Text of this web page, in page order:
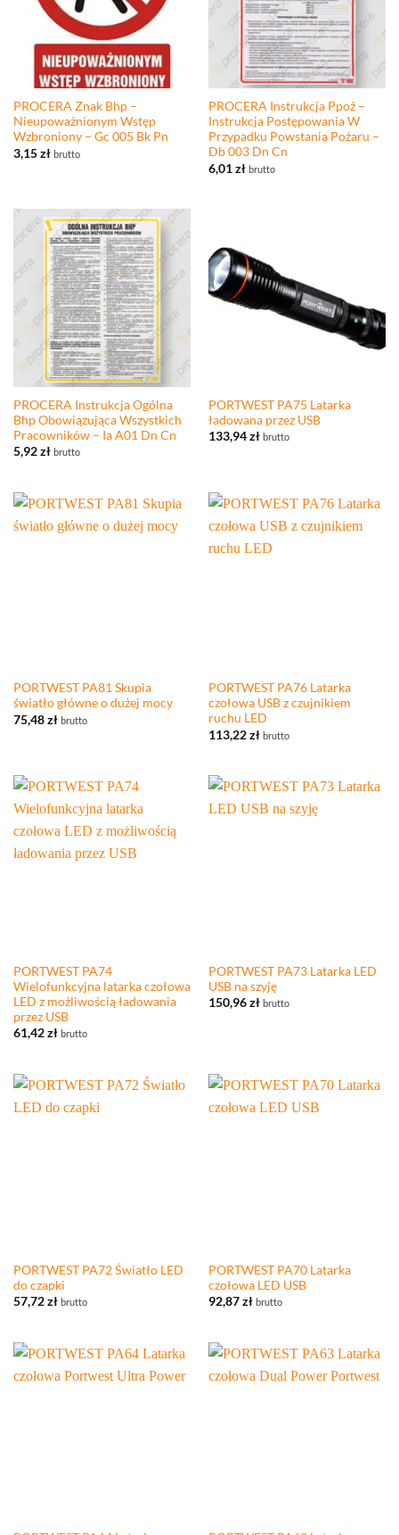
PROCERA Znak Bhp –
Nieupoważnionym Wstęp
Wzbroniony – Gc 005 Bk Pn
3,15zł brutto
PROCERA Instrukcja Ppoż –
Instrukcja Postępowania W
Przypadku Powstania Pożaru –
Db 003 Dn Cn
6,01zł brutto
PROCERA Instrukcja Ogólna
Bhp Obowiązująca Wszystkich
Pracowników – Ia A01 Dn Cn
5,92zł brutto
PORTWEST PA75 Latarka
ładowana przez USB
133,94zł brutto
PORTWEST PA81 Skupia
światło główne o dużej mocy
75,48zł brutto
PORTWEST PA76 Latarka
czołowa USB z czujnikiem
ruchu LED
113,22zł brutto
PORTWEST PA74
Wielofunkcyjna latarka czołowa
LED z możliwością ładowania
przez USB
61,42zł brutto
PORTWEST PA73 Latarka LED
USB na szyję
150,96zł brutto
PORTWEST PA72 Światło LED
do czapki
57,72zł brutto
PORTWEST PA70 Latarka
czołowa LED USB
92,87zł brutto